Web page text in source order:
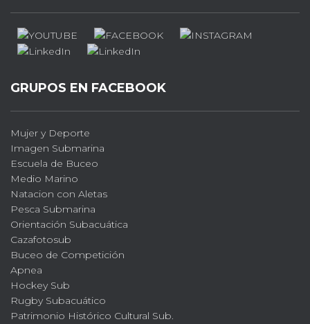
GRUPOS EN FACEBOOK
Mujer y Deporte
Imagen Submarina
Escuela de Buceo
Medio Marino
Natacion con Aletas
Pesca Submarina
Orientación Subacuática
Cazafotosub
Buceo de Competición
Apnea
Hockey Sub
Rugby Subacuático
Patrimonio Histórico Cultural Sub.